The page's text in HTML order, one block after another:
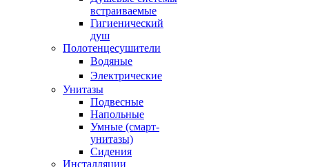
встраиваемые
Гигиенический
душ
Полотенцесушители
ㅤВодяные
ㅤЭлектрические
Унитазы
Подвесные
Напольные
Умные (смарт-
унитазы)
Сидения
Инсталляции